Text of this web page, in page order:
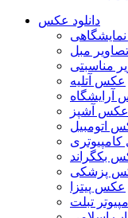
دانلود عکس
تصاویر مبل
مناسبتی
عکس آتلیه
آرایشگاه
عکس آشپز
اتومبیل
بکگراند
پزشکی
عکس پیتزا
تبلت